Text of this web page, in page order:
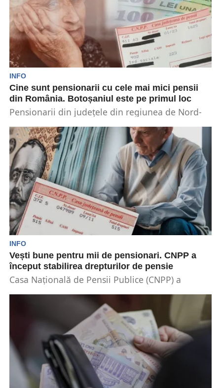
INFO
Cine sunt pensionarii cu cele mai mici pensii
din România. Botoșaniul este pe primul loc
Pensionarii din județele din regiunea de Nord-
INFO
Vești bune pentru mii de pensionari. CNPP a
început stabilirea drepturilor de pensie
Casa Națională de Pensii Publice (CNPP) a
instituției a fost...